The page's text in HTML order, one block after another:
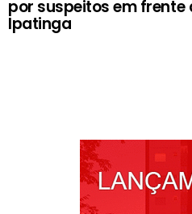
por suspeitos em frente
Ipatinga